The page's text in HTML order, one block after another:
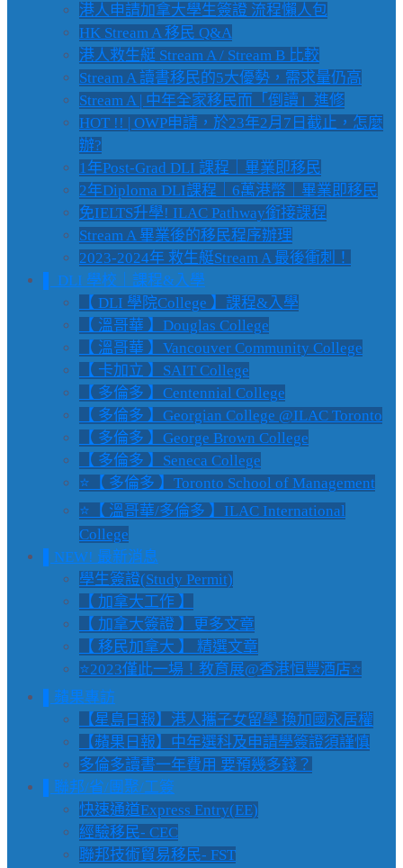
港人申請加拿大學生簽證 流程懶人包
HK Stream A 移民 Q&A
港人救生艇 Stream A / Stream B 比較
Stream A 讀書移民的5大優勢，需求量仍高
Stream A | 中年全家移民而「倒讀」進修
HOT !! | OWP申請，於23年2月7日截止，怎麼
辦?
1年Post-Grad DLI 課程｜畢業即移民
2年Diploma DLI課程｜6萬港幣｜畢業即移民
免IELTS升學! ILAC Pathway銜接課程
Stream A 畢業後的移民程序辦理
2023-2024年 救生艇Stream A 最後衝刺！
▌ DLI 學校｜課程&入學
【 DLI 學院College 】課程&入學
【 溫哥華 】Douglas College
【 溫哥華 】Vancouver Community College
【 卡加立 】SAIT College
【 多倫多 】Centennial College
【 多倫多 】Georgian College @ILAC Toronto
【 多倫多 】George Brown College
【 多倫多 】Seneca College
⭐【 多倫多 】Toronto School of Management
⭐【 溫哥華/多倫多 】ILAC International
College
▌NEW! 最新消息
學生簽證(Study Permit)
【 加拿大工作 】
【 加拿大簽證 】更多文章
【 移民加拿大 】 精選文章
⭐2023僅此一場！教育展@香港恒豐酒店⭐
▌蘋果專訪
【星島日報】港人攜子女留學 換加國永居權
【蘋果日報】中年選科及申請學簽證須謹慎
多倫多讀書一年費用 要預幾多錢？
▌聯邦/省/團聚/工簽
快速通道Express Entry(EE)
經驗移民- CEC
聯邦技術貿易移民- FST